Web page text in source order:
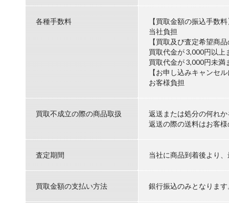
各種手数料
【買取金額の振込手数料
当社負担
【買取及び査定希望商
買取代金が3,000円以上
買取代金が3,000円未満
【お申し込みキャンセ
お客様負担
買取不成立の際の商品取扱
返送または処分の何れ
返送の際の送料はお客
査定期間 当社に商品到着後より
買取金額の支払い方法 銀行振込のみとなります